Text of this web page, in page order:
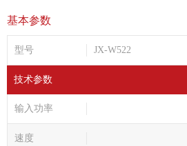
基本参数
型号 JX-W522
技术参数
输入功率
速度